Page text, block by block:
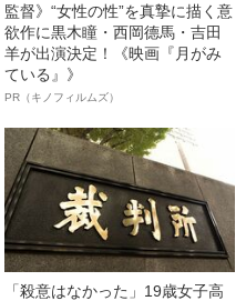
監督》“女性の性”を真摯に描く意
欲作に黒木瞳・西岡德馬・吉田
羊が出演決定！《映画『月がみ
ている』》
PR（キノフィルムズ）
「殺意はなかった」19歳女子高